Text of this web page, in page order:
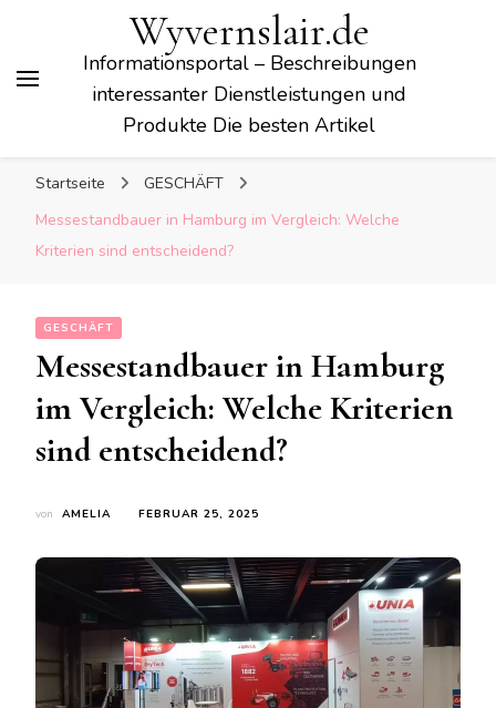
Wyvernslair.de
Informationsportal – Beschreibungen
interessanter Dienstleistungen und
Produkte Die besten Artikel
Startseite
GESCHÄFT
Messestandbauer in Hamburg im Vergleich: Welche
Kriterien sind entscheidend?
GESCHÄFT
Messestandbauer in Hamburg
im Vergleich: Welche Kriterien
sind entscheidend?
von AMELIA FEBRUAR 25, 2025